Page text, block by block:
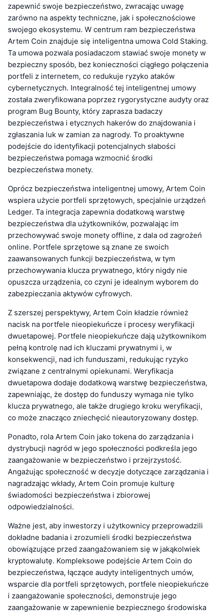
zapewnić swoje bezpieczeństwo, zwracając uwagę
zarówno na aspekty techniczne, jak i społecznościowe
swojego ekosystemu. W centrum ram bezpieczeństwa
Artem Coin znajduje się inteligentna umowa Cold Staking.
Ta umowa pozwala posiadaczom stawiać swoje monety w
bezpieczny sposób, bez konieczności ciągłego połączenia
portfeli z internetem, co redukuje ryzyko ataków
cybernetycznych. Integralność tej inteligentnej umowy
została zweryfikowana poprzez rygorystyczne audyty oraz
program Bug Bounty, który zaprasza badaczy
bezpieczeństwa i etycznych hakerów do znajdowania i
zgłaszania luk w zamian za nagrody. To proaktywne
podejście do identyfikacji potencjalnych słabości
bezpieczeństwa pomaga wzmocnić środki
bezpieczeństwa monety.
Oprócz bezpieczeństwa inteligentnej umowy, Artem Coin
wspiera użycie portfeli sprzętowych, specjalnie urządzeń
Ledger. Ta integracja zapewnia dodatkową warstwę
bezpieczeństwa dla użytkowników, pozwalając im
przechowywać swoje monety offline, z dala od zagrożeń
online. Portfele sprzętowe są znane ze swoich
zaawansowanych funkcji bezpieczeństwa, w tym
przechowywania klucza prywatnego, który nigdy nie
opuszcza urządzenia, co czyni je idealnym wyborem do
zabezpieczania aktywów cyfrowych.
Z szerszej perspektywy, Artem Coin kładzie również
nacisk na portfele nieopiekuńcze i procesy weryfikacji
dwuetapowej. Portfele nieopiekuńcze dają użytkownikom
pełną kontrolę nad ich kluczami prywatnymi i, w
konsekwencji, nad ich funduszami, redukując ryzyko
związane z centralnymi opiekunami. Weryfikacja
dwuetapowa dodaje dodatkową warstwę bezpieczeństwa,
zapewniając, że dostęp do funduszy wymaga nie tylko
klucza prywatnego, ale także drugiego kroku weryfikacji,
co może znacząco zniechęcić nieautoryzowany dostęp.
Ponadto, rola Artem Coin jako tokena do zarządzania i
dystrybucji nagród w jego społeczności podkreśla jego
zaangażowanie w bezpieczeństwo i przejrzystość.
Angażując społeczność w decyzje dotyczące zarządzania i
nagradzając wkłady, Artem Coin promuje kulturę
świadomości bezpieczeństwa i zbiorowej
odpowiedzialności.
Ważne jest, aby inwestorzy i użytkownicy przeprowadzili
dokładne badania i zrozumieli środki bezpieczeństwa
obowiązujące przed zaangażowaniem się w jakąkolwiek
kryptowalutę. Kompleksowe podejście Artem Coin do
bezpieczeństwa, łączące audyty inteligentnych umów,
wsparcie dla portfeli sprzętowych, portfele nieopiekuńcze
i zaangażowanie społeczności, demonstruje jego
zaangażowanie w zapewnienie bezpiecznego środowiska